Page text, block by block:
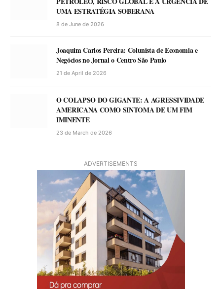
UMA ESTRATÉGIA SOBERANA
8 de June de 2026
Joaquim Carlos Pereira: Colunista de Economia e
Negócios no Jornal o Centro São Paulo
21 de April de 2026
O COLAPSO DO GIGANTE: A AGRESSIVIDADE
AMERICANA COMO SINTOMA DE UM FIM
IMINENTE
23 de March de 2026
ADVERTISEMENTS